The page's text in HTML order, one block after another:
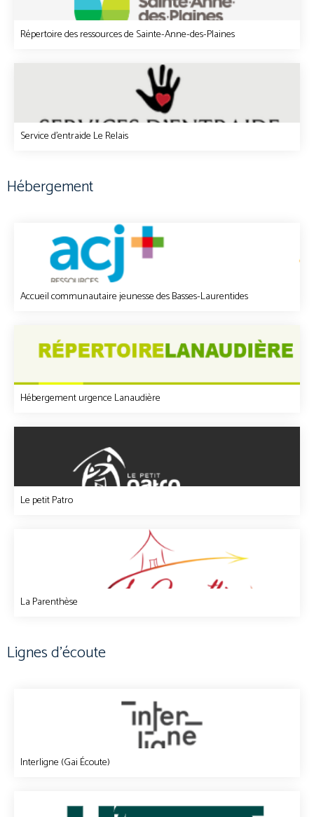
Répertoire des ressources de Sainte-Anne-des-Plaines
Service d'entraide Le Relais
Hébergement
Accueil communautaire jeunesse des Basses-Laurentides
Hébergement urgence Lanaudière
Le petit Patro
La Parenthèse
Lignes d’écoute
Interligne (Gai Écoute)